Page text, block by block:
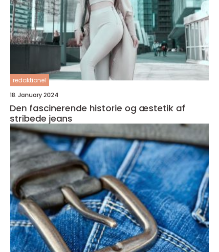
redaktionel
18. January 2024
Den fascinerende historie og æstetik af
stribede jeans